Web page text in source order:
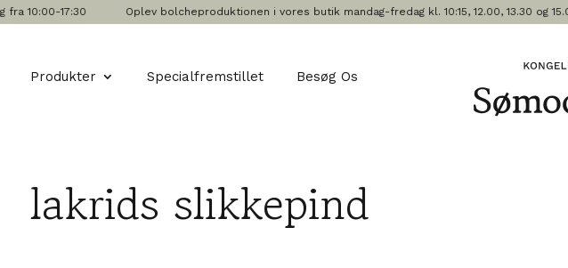
10:00-17:30 Oplev bolcheproduktionen i vores butik mandag-fredag kl. 10:15, 12.00, 13.30 og 15.00
Produkter Specialfremstillet Besøg Os
lakrids slikkepind